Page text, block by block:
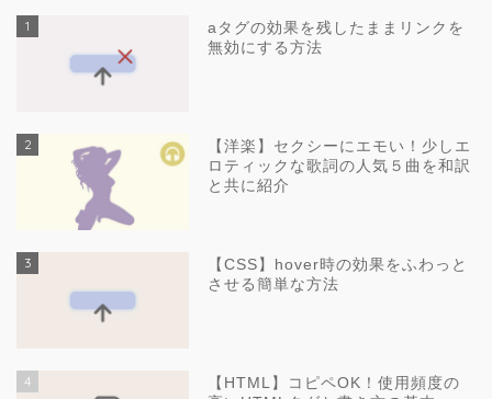
1
aタグの効果を残したままリンクを
無効にする方法
2
【洋楽】セクシーにエモい！少しエ
ロティックな歌詞の人気５曲を和訳
と共に紹介
3
【CSS】hover時の効果をふわっと
させる簡単な方法
4
【HTML】コピペOK！使用頻度の